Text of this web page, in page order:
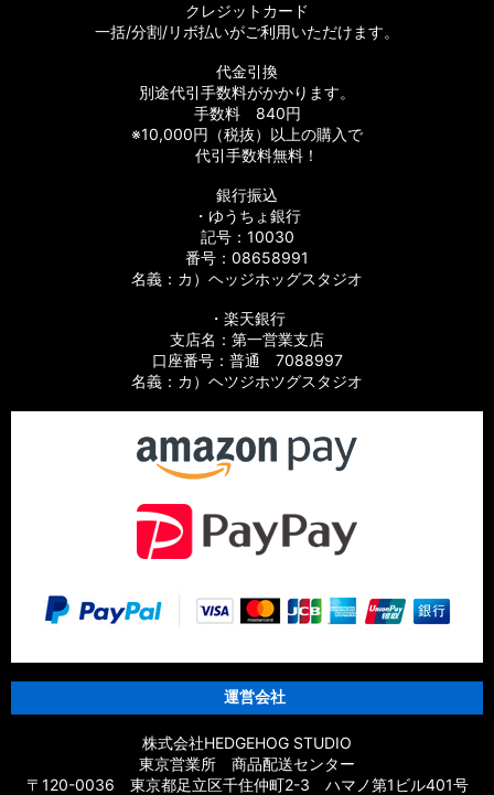
クレジットカード
一括/分割/リボ払いがご利用いただけます。
代金引換
別途代引手数料がかかります。
手数料 840円
※10,000円（税抜）以上の購入で
代引手数料無料！
銀行振込
・ゆうちょ銀行
記号：10030
番号：08658991
名義：カ）ヘッジホッグスタジオ
・楽天銀行
支店名：第一営業支店
口座番号：普通 7088997
名義：カ）ヘツジホツグスタジオ
運営会社
株式会社HEDGEHOG STUDIO
東京営業所 商品配送センター
〒120-0036 東京都足立区千住仲町2-3 ハマノ第1ビル401号